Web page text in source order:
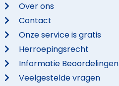
Over ons
Contact
Onze service is gratis
Herroepingsrecht
Informatie Beoordelingen
Veelgestelde vragen